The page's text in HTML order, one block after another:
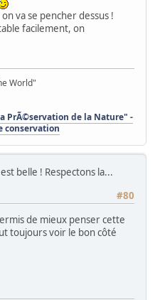
va se pencher dessus !
facilement, on
World"
PrÃ©servation de la Nature" -
conservation
belle ! Respectons la...
#80
de mieux penser cette
toujours voir le bon côté